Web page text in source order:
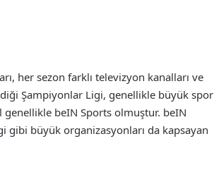
her sezon farklı televizyon kanalları ve
Şampiyonlar Ligi, genellikle büyük spor
genellikle beIN Sports olmuştur. beIN
gibi büyük organizasyonları da kapsayan